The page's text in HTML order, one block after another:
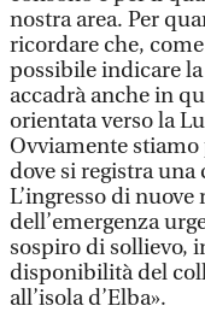
nostra area. Per
ricordare che,
possibile indicare
accadrà anche in
orientata verso la
Ovviamente
dove si registra
L’ingresso di
dell’emergenza
sospiro di sollievo,
disponibilità del
all’isola d’Elba».